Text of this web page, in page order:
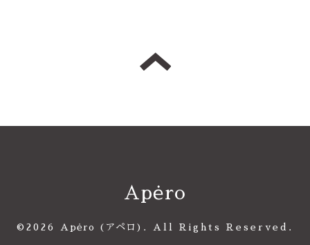
Apėro
©2026 Apėro (アペロ) . All Rights Reserved.